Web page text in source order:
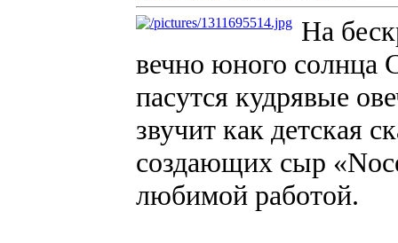
На
вечно юного солнца
пасутся кудрявые
звучит как детская
создающих сыр
любимой работой.